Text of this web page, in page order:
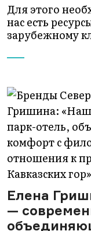
Для этого
нас есть
зарубежному
Елена
—